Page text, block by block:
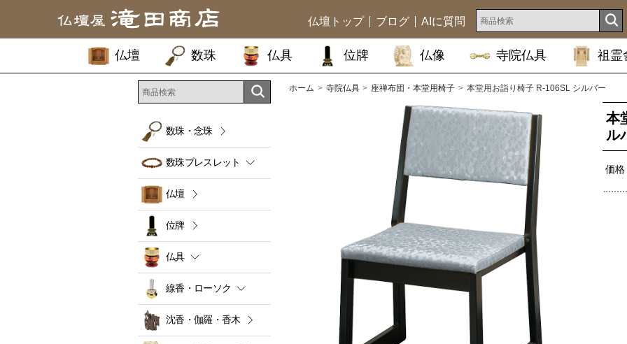
仏壇トップ ブログ AIに質問
仏壇 数珠 仏具 位牌 仏像 寺院仏具 祖霊
ホーム 寺院仏具 座禅布団・本堂用椅子 本堂用お詣り椅子 R-106SL シルバー
本
ル
価格
数珠・念珠
数珠ブレスレット
仏壇
位牌
仏具
線香・ローソク
沈香・伽羅・香木